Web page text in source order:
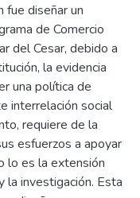
fue diseñar un
de Comercio
del Cesar, debido a
la evidencia
una política de
interrelación social
requiere de la
esfuerzos a apoyar
lo es la extensión
la investigación. Esta